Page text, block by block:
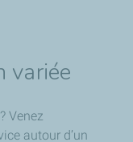
variée
Venez
autour d’un